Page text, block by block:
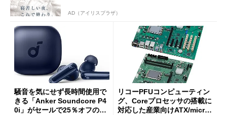
AD（アイリスプラザ）
騒音を気にせず長時間使用で
きる「Anker Soundcore P4
0i」がセールで25％オフの59
リコーPFUコンピューティン
グ、Coreプロセッサの搭載に
対応した産業向けATX/micro